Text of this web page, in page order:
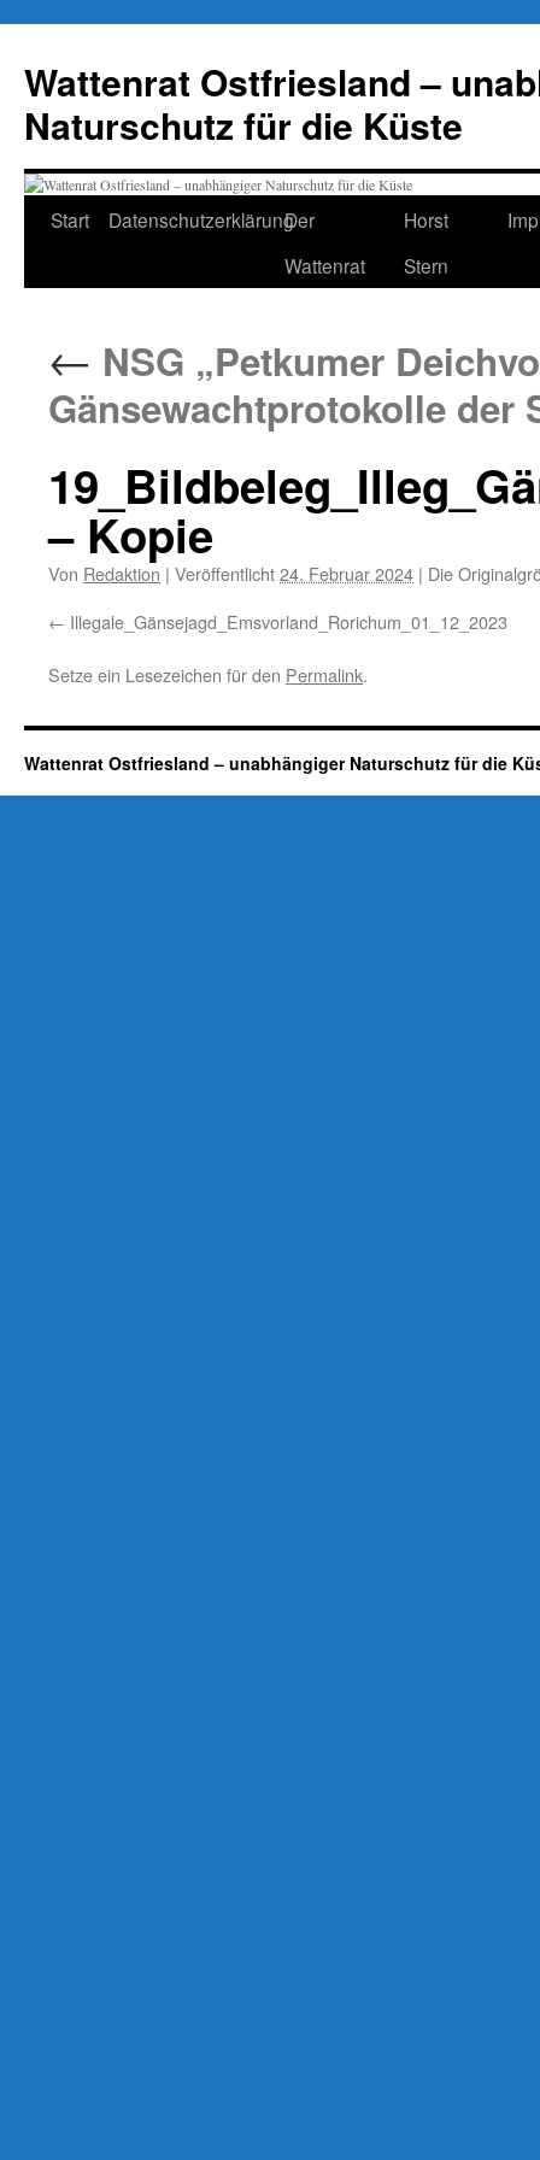
springen
Wattenrat Ostfriesland –
Naturschutz für die Küste
Start DatenschutzerklärungDer
Wattenrat
Horst
Stern
← NSG „Petkumer
Gänsewachtprotokolle der
– Kopie
Von Redaktion | Veröffentlicht24. Februar 2024 | Die
Illegale_Gänsejagd_Emsvorland_Rorichum_01_12_2023
Setze ein Lesezeichen für den Permalink.
Wattenrat Ostfriesland – unabhängiger Naturschutz für die